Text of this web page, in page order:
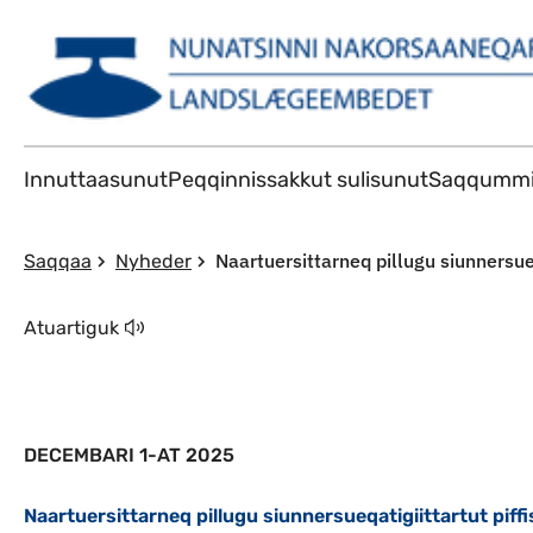
InnuttaasunutPeqqinnissakkut sulisunut
Saqqaa Nyheder Naartuersittarneq pillugu
Atuartiguk
DECEMBARI 1-AT 2025
Naartuersittarneq pillugu siunnersueqatigiittartut